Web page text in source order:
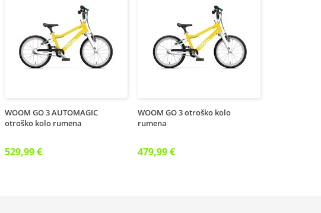
WOOM GO 3 AUTOMAGIC
otroško kolo rumena
529,99 €
WOOM GO 3 otroško kolo
rumena
479,99 €